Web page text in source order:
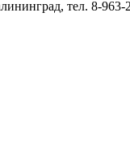
тел. 8-